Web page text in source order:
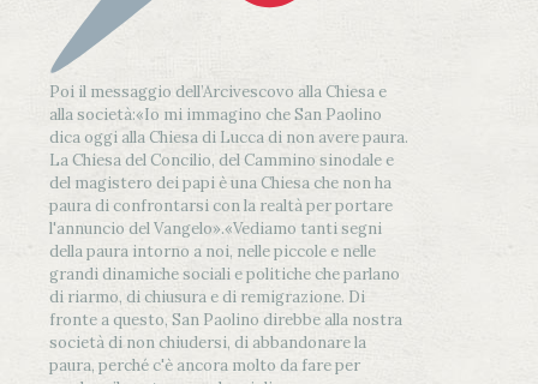
Poi il messaggio dell’Arcivescovo alla Chiesa e
alla società:«Io mi immagino che San Paolino
dica oggi alla Chiesa di Lucca di non avere paura.
La Chiesa del Concilio, del Cammino sinodale e
del magistero dei papi è una Chiesa che non ha
paura di confrontarsi con la realtà per portare
l'annuncio del Vangelo».«Vediamo tanti segni
della paura intorno a noi, nelle piccole e nelle
grandi dinamiche sociali e politiche che parlano
di riarmo, di chiusura e di remigrazione. Di
fronte a questo, San Paolino direbbe alla nostra
società di non chiudersi, di abbandonare la
paura, perché c'è ancora molto da fare per